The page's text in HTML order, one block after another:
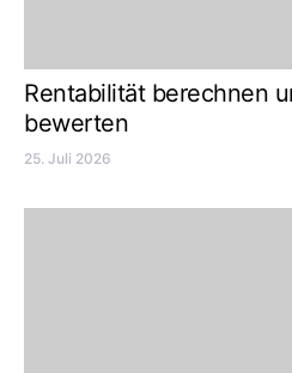
Rentabilität berechnen
bewerten
25. Juli 2026